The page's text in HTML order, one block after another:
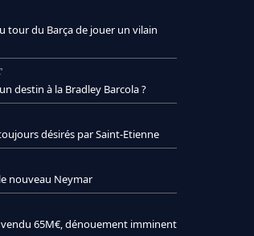
tour du Barça de jouer un vilain
destin à la Bradley Barcola ?
désirés par Saint-Etienne
nouveau Neymar
vendu 65M€, dénouement imminent